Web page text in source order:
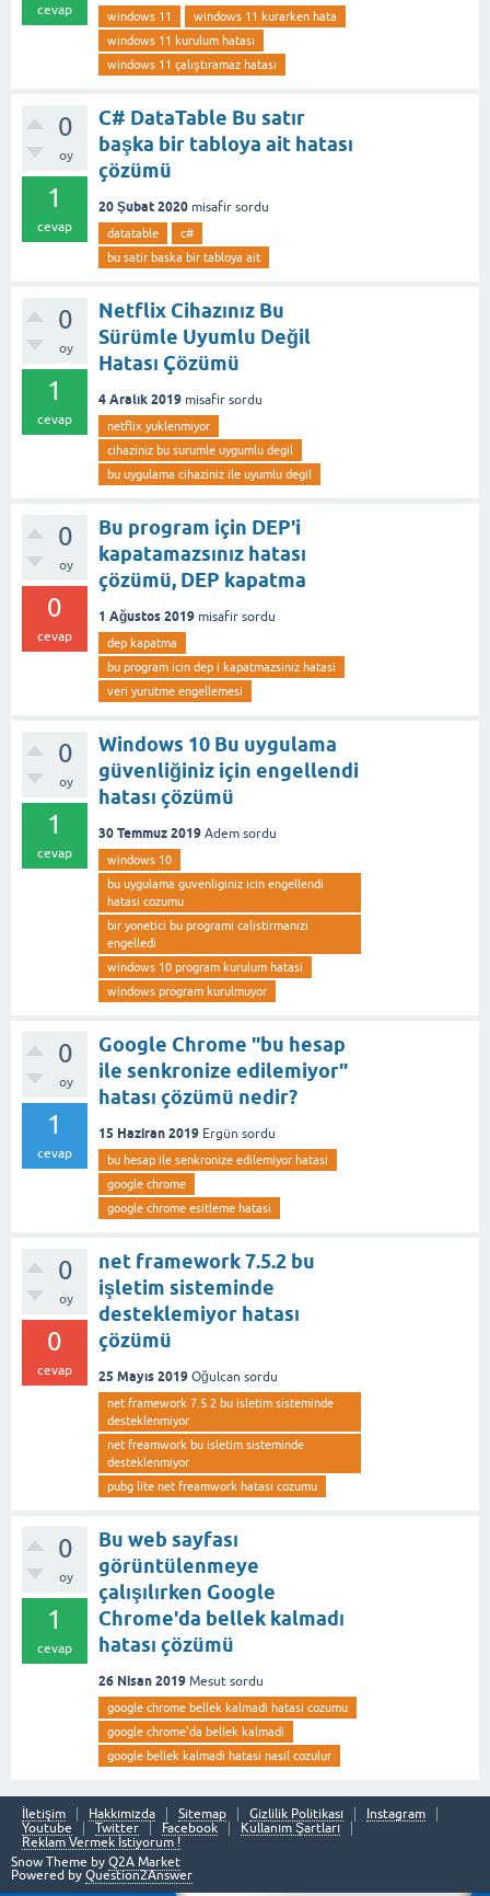
cevap windows 11
windows 11 kurarken hata
windows 11 kurulum hatası
windows 11 çalıştıramaz hatası
0
oy
1
cevap
C# DataTable Bu satır
başka bir tabloya ait hatası
çözümü
20 Şubat 2020 misafir sordu
datatable
c#
bu satir baska bir tabloya ait
0
oy
1
cevap
Netflix Cihazınız Bu
Sürümle Uyumlu Değil
Hatası Çözümü
4 Aralık 2019 misafir sordu
netflix yuklenmiyor
cihaziniz bu surumle uygumlu degil
bu uygulama cihaziniz ile uyumlu degil
0
oy
0
cevap
Bu program için DEP'i
kapatamazsınız hatası
çözümü, DEP kapatma
1 Ağustos 2019 misafir sordu
dep kapatma
bu program icin dep i kapatmazsiniz hatasi
veri yurutme engellemesi
0
oy
1
cevap
Windows 10 Bu uygulama
güvenliğiniz için engellendi
hatası çözümü
30 Temmuz 2019 Adem sordu
windows 10
bu uygulama guvenliginiz icin engellendi
hatasi cozumu
bir yonetici bu programi calistirmanizi
engelledi
windows 10 program kurulum hatasi
windows program kurulmuyor
0
oy
1
cevap
Google Chrome "bu hesap
ile senkronize edilemiyor"
hatası çözümü nedir?
15 Haziran 2019 Ergün sordu
bu hesap ile senkronize edilemiyor hatasi
google chrome
google chrome esitleme hatasi
0
oy
0
cevap
net framework 7.5.2 bu
işletim sisteminde
desteklemiyor hatası
çözümü
25 Mayıs 2019 Oğulcan sordu
net framework 7.5.2 bu isletim sisteminde
desteklenmiyor
net freamwork bu isletim sisteminde
desteklenmiyor
pubg lite net freamwork hatasi cozumu
0
oy
1
cevap
Bu web sayfası
görüntülenmeye
çalışılırken Google
Chrome'da bellek kalmadı
hatası çözümü
26 Nisan 2019 Mesut sordu
google chrome bellek kalmadi hatasi cozumu
google chrome'da bellek kalmadi
google bellek kalmadi hatasi nasil cozulur
İletişim Hakkımızda Sitemap Gizlilik Politikası
Instagram
Youtube
Twitter Facebook
Kullanım Şartları
Reklam Vermek İstiyorum !
Snow Theme by Q2A Market
Powered by Question2Answer